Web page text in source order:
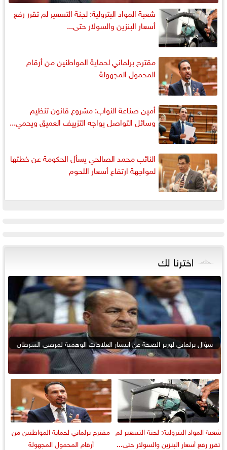
شعبة المواد البترولية: لجنة التسعير لم تقرر رفع
أسعار البنزين والسولار حتى...
مقترح برلماني لحماية المواطنين من أرقام
المحمول المجهولة
أمين صناعة النواب: مشروع قانون تنظيم
وسائل التواصل يواجه التزييف العميق ويحمي...
النائب محمد الصالحي يسأل الحكومة عن خطتها
لمواجهة ارتفاع أسعار اللحوم
اخترنا لك
سؤال برلماني لوزير الصحة عن انتشار العلاجات الوهمية لمرضى السرطان
شعبة المواد البترولية: لجنة التسعير لم
تقرر رفع أسعار البنزين والسولار حتى...
مقترح برلماني لحماية المواطنين من
أرقام المحمول المجهولة